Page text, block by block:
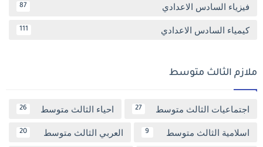
فيزياء السادس الاعدادي 87
كيمياء السادس الاعدادي 111
ملازم الثالث متوسط
اجتماعيات الثالث متوسط 27 احياء الثالث متوسط 26
اسلامية الثالث متوسط 9 العربي الثالث متوسط 20